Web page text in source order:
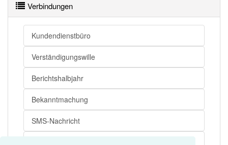
Informationsaustausch openthesaurus
Verbindungen
Kundendienstbüro
Verständigungswille
Berichtshalbjahr
Bekanntmachung
SMS-Nachricht